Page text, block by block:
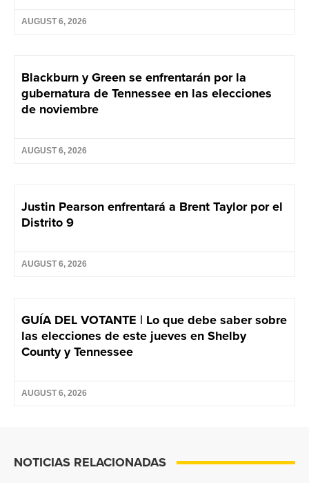
AUGUST 6, 2026
Blackburn y Green se enfrentarán por la
gubernatura de Tennessee en las elecciones
de noviembre
AUGUST 6, 2026
Justin Pearson enfrentará a Brent Taylor por el
Distrito 9
AUGUST 6, 2026
GUÍA DEL VOTANTE | Lo que debe saber sobre
las elecciones de este jueves en Shelby
County y Tennessee
AUGUST 6, 2026
NOTICIAS RELACIONADAS